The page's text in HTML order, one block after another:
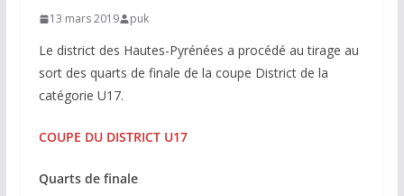
13 mars 2019 puk
Le district des Hautes-Pyrénées a procédé au tirage au
sort des quarts de finale de la coupe District de la
catégorie U17.
COUPE DU DISTRICT U17
Quarts de finale